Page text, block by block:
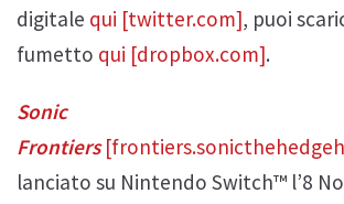
digitale qui [twitter.com], puoi
fumetto qui [dropbox.com].
Sonic
Frontiers
lanciato su Nintendo Switch™ l’8